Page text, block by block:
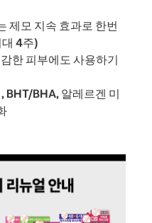
제모 지속 효과로 한번
4주)
한 피부에도 사용하기
BHT/BHA, 알레르겐 미